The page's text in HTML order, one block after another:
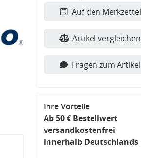
Auf den Merkzettel
Artikel vergleichen
Fragen zum Artikel
Ihre Vorteile
Ab 50 € Bestellwert
versandkostenfrei
innerhalb Deutschlands